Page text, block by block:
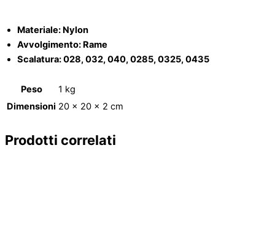
Materiale: Nylon
Avvolgimento: Rame
Scalatura: 028, 032, 040, 0285, 0325, 0435
Peso
1 kg
Dimensioni 20 × 20 × 2 cm
Prodotti correlati